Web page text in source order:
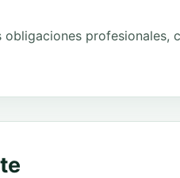
profesionales,